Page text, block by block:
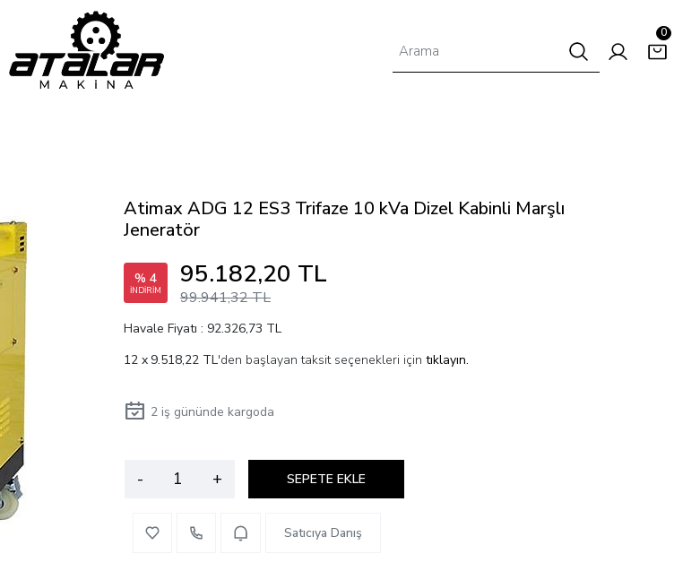
0
Atimax ADG 12 ES3 Trifaze 10 kVa Dizel Kabinli Marşlı
Jeneratör
% 4
İNDİRİM 99.941,32 TL
95.182,20 TL
Havale Fiyatı : 92.326,73 TL
9.518,22 TL'den başlayan taksit seçenekleri için tıklayın.
2iş gününde kargoda
- + SEPETE EKLE
Satıcıya Danış